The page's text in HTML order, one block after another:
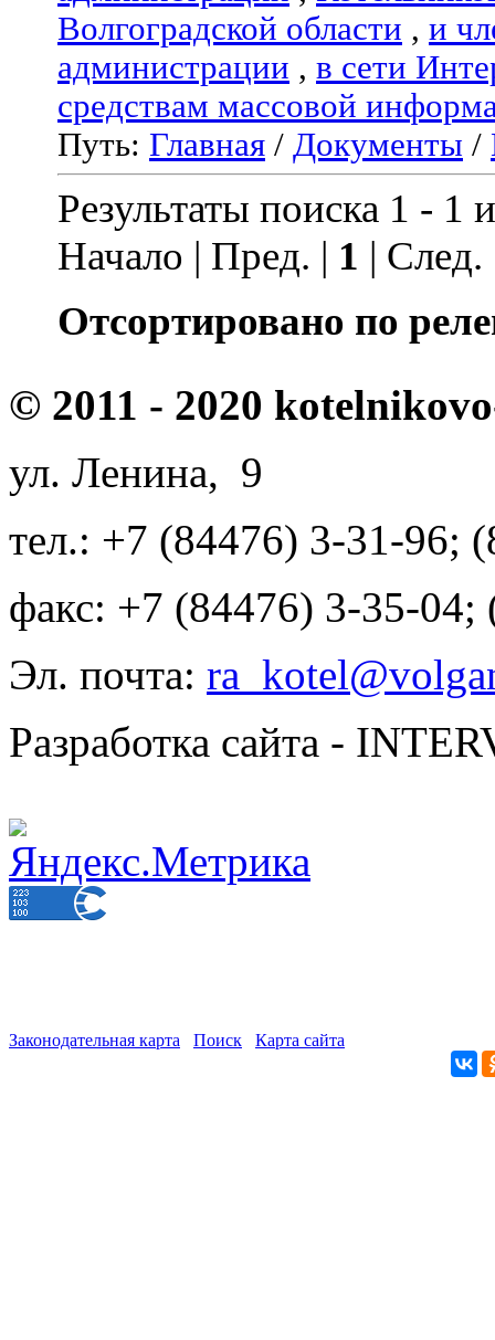
Волгоградской области , и
администрации , в сети
средствам массовой
Путь: Главная / Документы /
Результаты поиска 1 - 1
Начало | Пред. | 1 |
Отсортировано по
© 2011 - 2020
ул. Ленина, 9
тел.: +7 (84476) 3-31-96;
факс: +7 (84476) 3-35-04;
Эл. почта:
Разработка сайта -
Законодательная карта Поиск Карта сайта